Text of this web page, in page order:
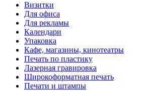
Визитки
Для офиса
Для рекламы
Календари
Упаковка
Кафе, магазины, кинотеатры
Печать по пластику
Лазерная гравировка
Широкоформатная печать
Печати и штампы